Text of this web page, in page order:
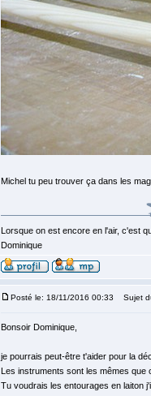
Michel tu peu trouver ça dans les
Lorsque on est encore en l'air, c'est
Dominique
Posté le: 18/11/2016 00:33 Sujet
Bonsoir Dominique,
je pourrais peut-être t'aider pour la
Les instruments sont les mêmes que
Tu voudrais les entourages en laiton